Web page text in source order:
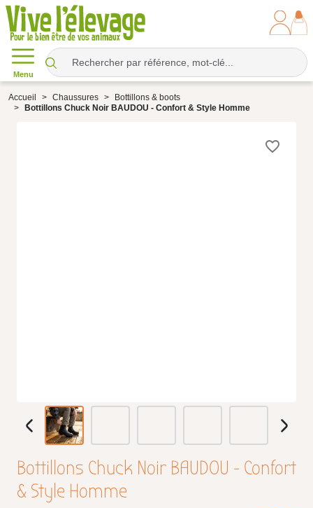
Menu
Accueil Chaussures
Bottillons & boots
Bottillons Chuck Noir BAUDOU - Confort & Style Homme
favorite_border
Bottillons Chuck Noir BAUDOU - Confort
& Style Homme